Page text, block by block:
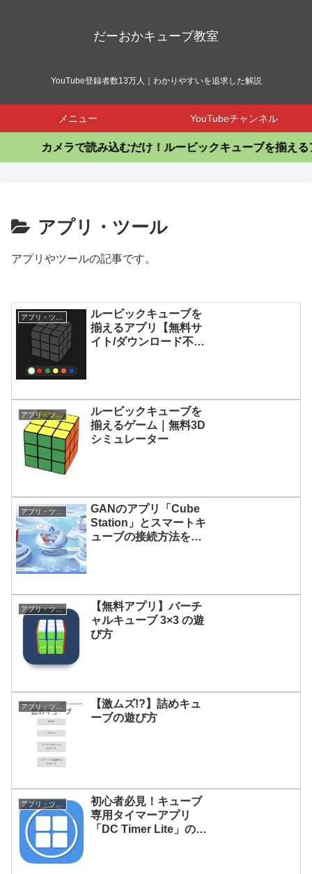
だーおかキューブ教室
YouTube登録者数13万人｜わかりやすいを追求した解説
メニュー YouTubeチャンネル
カメラで読み込むだけ！ルービックキューブを揃えるア
アプリ・ツール
アプリやツールの記事です。
ルービックキューブを
揃えるアプリ【無料サ
イト/ダウンロード不
アプリ・ツール
ルービックキューブを
揃えるゲーム｜無料3D
シミュレーター
アプリ・ツール
GANのアプリ「Cube
Station」とスマートキ
ューブの接続方法を解
アプリ・ツール
【無料アプリ】バーチ
ャルキューブ 3×3 の遊
び方
アプリ・ツール
【激ムズ!?】詰めキュ
ーブの遊び方
初心者必見！キューブ
専用タイマーアプリ
「DC Timer Lite」の使